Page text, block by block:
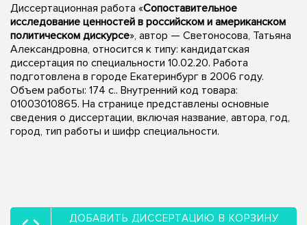
Диссертационная работа «Сопоставительное
исследование ценностей в российском и американском
политическом дискурсе», автор — Светоносова, Татьяна
Александровна, относится к типу: кандидатская
диссертация по специальности 10.02.20. Работа
подготовлена в городе Екатеринбург в 2006 году.
Объем работы: 174 с.. Внутренний код товара:
01003010865. На странице представлены основные
сведения о диссертации, включая название, автора, год,
город, тип работы и шифр специальности.
ДОБАВИТЬ ДИССЕРТАЦИЮ В КОРЗИНУ